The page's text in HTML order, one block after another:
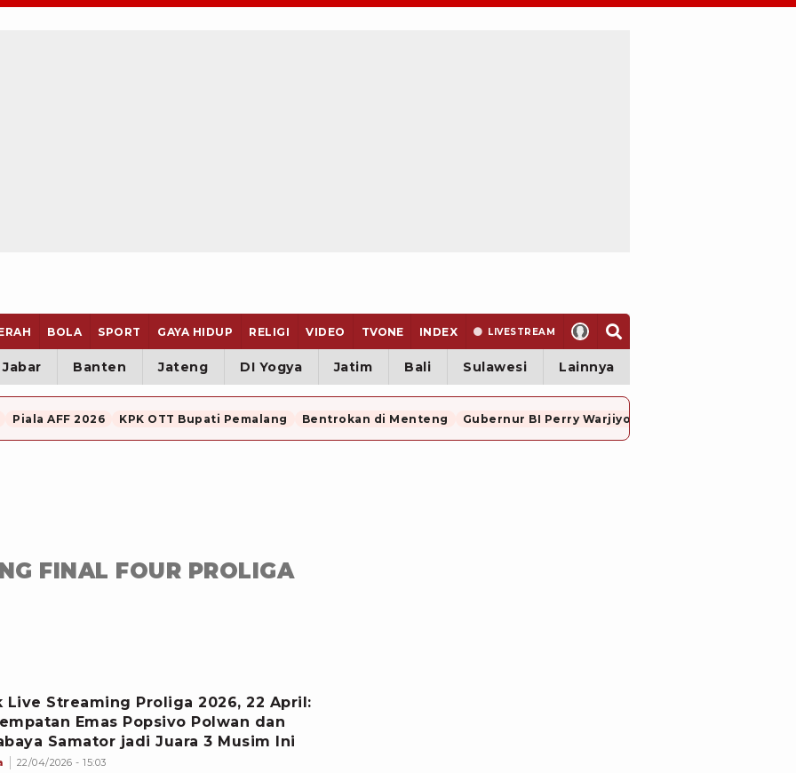
BOLA SPORT GAYA HIDUP RELIGI VIDEO TVONE INDEX LIVESTREAM
Jabar Banten Jateng DI Yogya Jatim Bali Sulawesi Lainnya
Piala AFF 2026 KPK OTT Bupati Pemalang Bentrokan di Menteng Gubernur BI Perry Warjiyo Mundur
FINAL FOUR PROLIGA
Live Streaming Proliga 2026, 22 April:
Emas Popsivo Polwan dan
Samator jadi Juara 3 Musim Ini
22/04/2026 - 15:03